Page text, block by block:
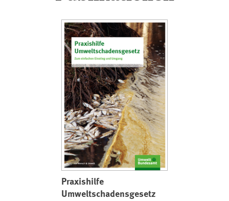
Praxishilfe
Umweltschadensgesetz